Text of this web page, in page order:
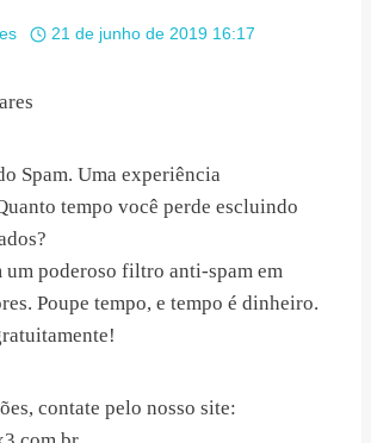
21 de junho de 2019 16:17
Spam. Uma experiência
tempo você perde escluindo
um poderoso filtro anti-spam em
Poupe tempo, e tempo é dinheiro.
contate pelo nosso site: